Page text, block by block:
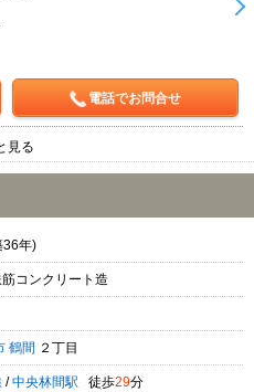
電話でお問合せ
見る
36年)
コンクリート造
鶴間 ２丁目
/ 中央林間駅 徒歩29分